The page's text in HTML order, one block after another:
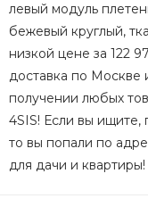
левый модуль
бежевый круглый,
низкой цене за 122
доставка по Москве
получении любых
4SIS! Если вы ищите,
то вы попали по
для дачи и квартиры!